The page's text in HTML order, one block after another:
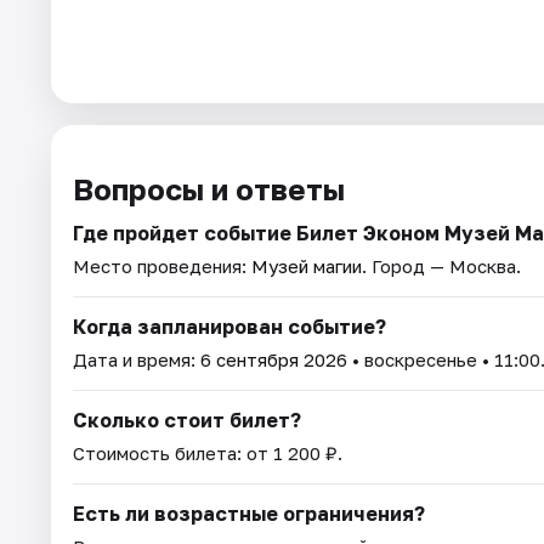
Вопросы и ответы
Где пройдет событие Билет Эконом Музей
Место проведения: Музей магии. Город — Москва.
Когда запланирован событие?
Дата и время: 6 сентября 2026 • воскресенье • 11:00.
Сколько стоит билет?
Стоимость билета: от 1 200 ₽.
Есть ли возрастные ограничения?